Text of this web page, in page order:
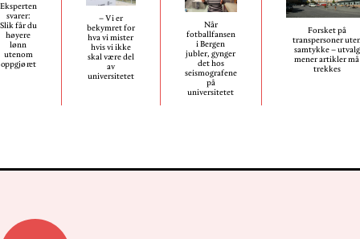
Eksperten
svarer:
Slik får du
høyere
lønn
utenom
oppgjøret
– Vi er
bekymret for
hva vi mister
hvis vi ikke
skal være del
av
universitetet
Når
fotballfansen
i Bergen
jubler, gynger
det hos
seismografene
på
universitetet
Forsket på
transpersoner
samtykke – utvalg
mener artikler må
trekkes